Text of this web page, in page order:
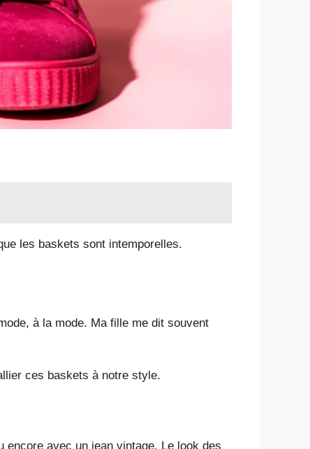
les baskets sont intemporelles.
à la mode. Ma fille me dit souvent
ces baskets à notre style.
avec un jean vintage. Le look des